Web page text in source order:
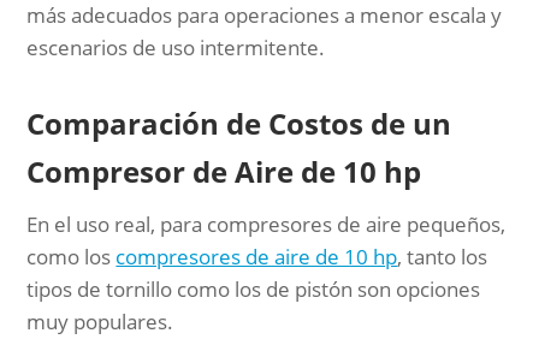
más adecuados para operaciones a menor escala y
escenarios de uso intermitente.
Comparación de Costos de un
Compresor de Aire de 10 hp
En el uso real, para compresores de aire pequeños,
como los compresores de aire de 10 hp, tanto los
tipos de tornillo como los de pistón son opciones
muy populares.